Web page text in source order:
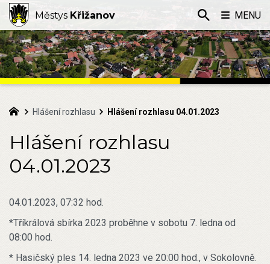
Hlášení rozhlasu Hlášení rozhlasu 04.01.2023
Hlášení rozhlasu
04.01.2023
04.01.2023, 07:32 hod.
*Tříkrálová sbírka 2023 proběhne v sobotu 7. ledna od
08:00 hod.
* Hasičský ples 14. ledna 2023 ve 20:00 hod., v Sokolovně.
Městys Křižanov MENU